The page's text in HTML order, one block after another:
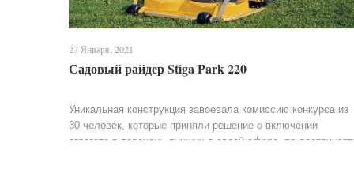
27 Января, 2021
Садовый райдер Stiga Park 220
Уникальная конструкция завоевала комиссию конкурса из
30 человек, которые приняли решение о включении
агрегата в перечень лучших в своей сфере, по